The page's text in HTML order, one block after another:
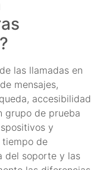
las llamadas en
mensajes,
accesibilidad
grupo de prueba
y
tiempo de
del soporte y las